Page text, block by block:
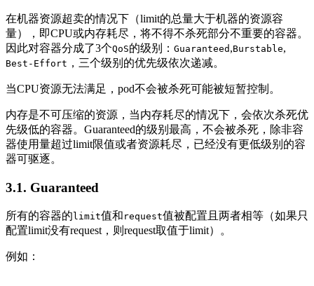
在机器资源超卖的情况下（limit的总量大于机器的资源容
量），即CPU或内存耗尽，将不得不杀死部分不重要的容器。
因此对容器分成了3个QoS的级别： Guaranteed ,Burstable,
Best-Effort ，三个级别的优先级依次递减。
当CPU资源无法满足，pod不会被杀死可能被短暂控制。
内存是不可压缩的资源，当内存耗尽的情况下，会依次杀死优
先级低的容器。Guaranteed的级别最高，不会被杀死，除非容
器使用量超过limit限值或者资源耗尽，已经没有更低级别的容
器可驱逐。
3.1. Guaranteed
所有的容器的limit值和 request值被配置且两者相等（如果只
配置limit没有request，则request取值于limit）。
例如：